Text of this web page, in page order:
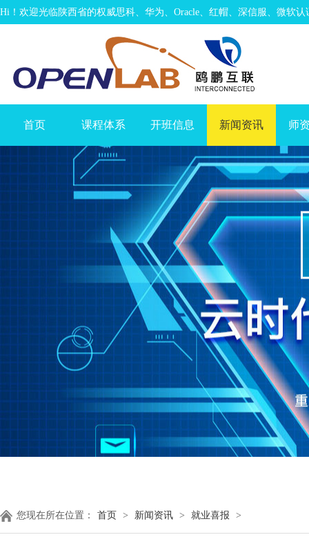
Hi！欢迎光临陕西省的权威思科、华为、Oracle、红帽、深信服、微软认
首页 课程体系 开班信息 新闻资讯 师
您现在所在位置： 首页 > 新闻资讯 > 就业喜报 >